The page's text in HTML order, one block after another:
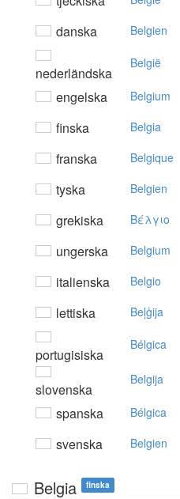
danska Belgien
nederländska
België
engelska Belgium
finska Belgia
franska Belgique
tyska Belgien
grekiska Bέλγιo
ungerska Belgium
italienska Belgio
lettiska Beļģija
portugisiska
Bélgica
slovenska
Belgija
spanska Bélgica
svenska Belgien
Belgia finska